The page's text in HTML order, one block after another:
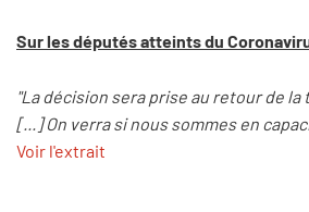
Sur les députés atteints du
"La décision sera prise au retour de
[...] On verra si nous sommes en
Voir l'extrait